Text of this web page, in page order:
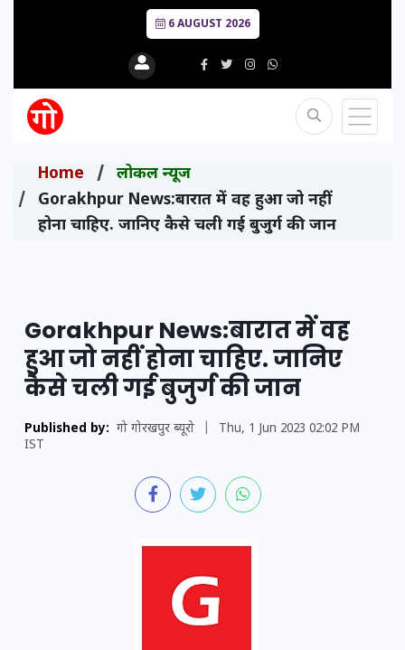
6 AUGUST 2026
Home
लोकल न्यूज
Gorakhpur News:बारात में वह हुआ जो नहीं
होना चाहिए. जानिए कैसे चली गई बुजुर्ग की जान
Gorakhpur News:बारात में वह
हुआ जो नहीं होना चाहिए. जानिए
कैसे चली गई बुजुर्ग की जान
Published by: गो गोरखपुर ब्यूरो
Thu, 1 Jun 2023 02:02 PM
IST